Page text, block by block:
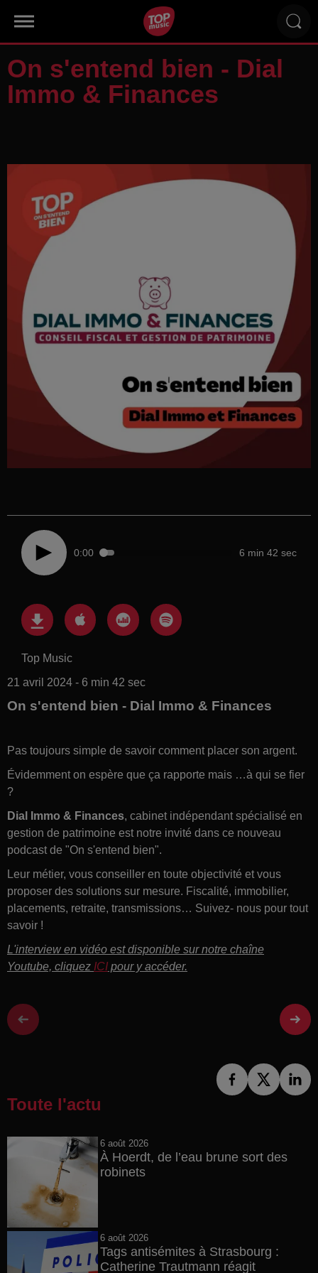
On s'entend bien - Dial
Immo & Finances
0:00 6 min 42 sec
Top Music
21 avril 2024 - 6 min 42 sec
On s'entend bien - Dial Immo & Finances
Pas toujours simple de savoir comment placer son argent.
Évidemment on espère que ça rapporte mais …à qui se fier
?
Dial Immo & Finances, cabinet indépendant spécialisé en
gestion de patrimoine est notre invité dans ce nouveau
podcast de "On s'entend bien".
Leur métier, vous conseiller en toute objectivité et vous
proposer des solutions sur mesure. Fiscalité, immobilier,
placements, retraite, transmissions… Suivez- nous pour tout
savoir !
L'interview en vidéo est disponible sur notre chaîne
Youtube, cliquez ICI pour y accéder.
Toute l'actu
6 août 2026
À Hoerdt, de l’eau brune sort des
robinets
6 août 2026
Tags antisémites à Strasbourg :
Catherine Trautmann réagit